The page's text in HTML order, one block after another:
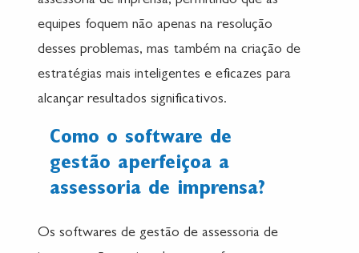
equipes foquem não apenas na resolução
desses problemas, mas também na criação de
estratégias mais inteligentes e eficazes para
alcançar resultados significativos.
Como o software de
gestão aperfeiçoa a
assessoria de imprensa?
Os softwares de gestão de assessoria de